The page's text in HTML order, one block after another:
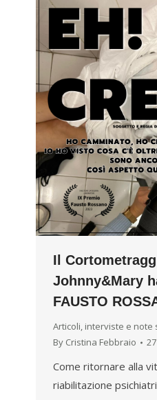
Il
Johnny&Mary
FAUSTO
Articoli, interviste e note
By Cristina Febbraio
Come ritornare alla
riabilitazione